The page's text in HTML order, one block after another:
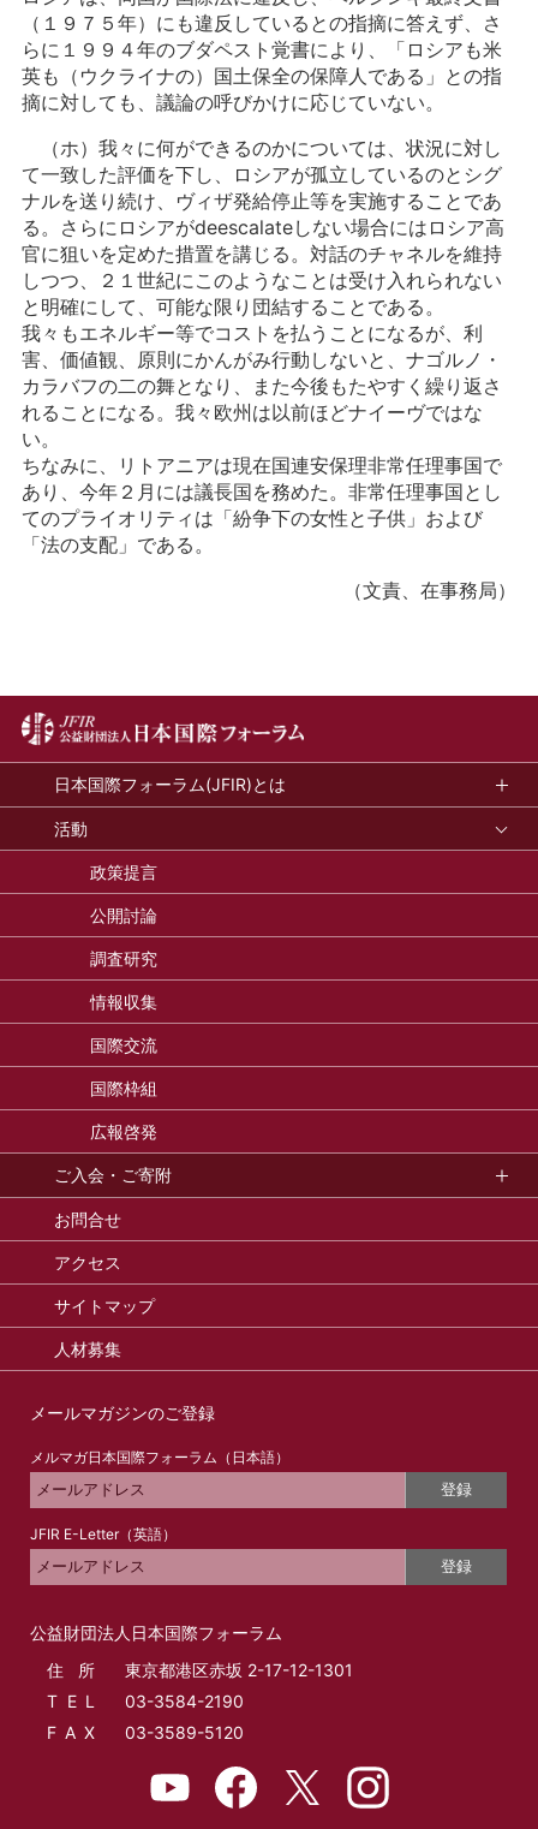
（１９７５年）にも違反しているとの指摘に答えず、さ
らに１９９４年のブダペスト覚書により、「ロシアも米
英も（ウクライナの）国土保全の保障人である」との指
摘に対しても、議論の呼びかけに応じていない。
（ホ）我々に何ができるのかについては、状況に対し
て一致した評価を下し、ロシアが孤立しているのとシグ
ナルを送り続け、ヴィザ発給停止等を実施することであ
る。さらにロシアがdeescalateしない場合にはロシア高
官に狙いを定めた措置を講じる。対話のチャネルを維持
しつつ、２１世紀にこのようなことは受け入れられない
と明確にして、可能な限り団結することである。
我々もエネルギー等でコストを払うことになるが、利
害、価値観、原則にかんがみ行動しないと、ナゴルノ・
カラバフの二の舞となり、また今後もたやすく繰り返さ
れることになる。我々欧州は以前ほどナイーヴではな
い。
ちなみに、リトアニアは現在国連安保理非常任理事国で
あり、今年２月には議長国を務めた。非常任理事国とし
てのプライオリティは「紛争下の女性と子供」および
「法の支配」である。
（文責、在事務局）
日本国際フォーラム(JFIR)とは
活動
政策提言
公開討論
調査研究
情報収集
国際交流
国際枠組
広報啓発
ご入会・ご寄附
お問合せ
アクセス
サイトマップ
人材募集
メールマガジンのご登録
メルマガ日本国際フォーラム（日本語）
登録
JFIR E-Letter（英語）
登録
公益財団法人日本国際フォーラム
住所
東京都港区赤坂 2-17-12-1301
T E L
03-3584-2190
F A X
03-3589-5120